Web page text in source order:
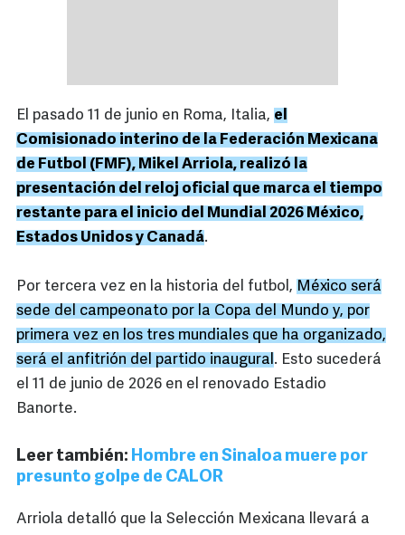
El pasado 11 de junio en Roma, Italia, el
Comisionado interino de la Federación Mexicana
de Futbol (FMF), Mikel Arriola, realizó la
presentación del reloj oficial que marca el tiempo
restante para el inicio del Mundial 2026 México,
Estados Unidos y Canadá.
Por tercera vez en la historia del futbol, México será
sede del campeonato por la Copa del Mundo y, por
primera vez en los tres mundiales que ha organizado,
será el anfitrión del partido inaugural. Esto sucederá
el 11 de junio de 2026 en el renovado Estadio
Banorte.
Leer también: Hombre en Sinaloa muere por
presunto golpe de CALOR
Arriola detalló que la Selección Mexicana llevará a